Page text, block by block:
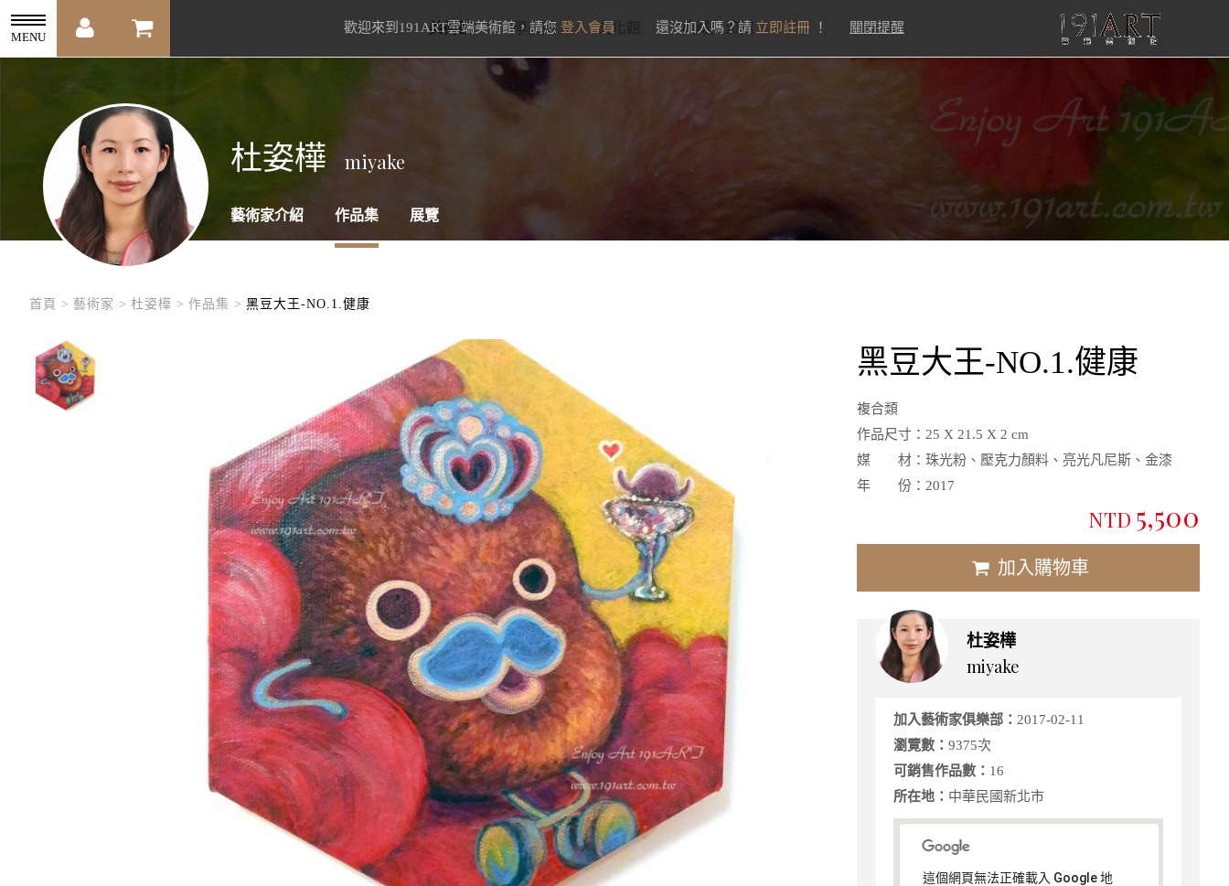
歡迎來到191ART雲端美術館，請您 登入會員 還沒加入嗎？請 立即註冊！ 關閉提醒
MENU
美術館 學藝館 文化館 典藏交流館
杜姿樺 miyake
藝術家介紹 作品集 展覽
首頁 > 藝術家 > 杜姿樺 > 作品集 > 黑豆大王-NO.1.健康
黑豆大王-NO.1.健康
複合類
作品尺寸： 25 X 21.5 X 2 cm
媒 材： 珠光粉、壓克力顏料、亮光凡尼斯、金漆
年 份： 2017
NTD 5,500
加入購物車
杜姿樺
miyake
加入藝術家俱樂部： 2017-02-11
瀏覽數： 9375次
可銷售作品數： 16
所在地： 中華民國新北市
這個網頁無法正確載入 Google 地